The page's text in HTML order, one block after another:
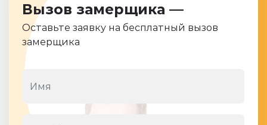
Вызов замерщика —
Оставьте заявку на бесплатный вызов
замерщика